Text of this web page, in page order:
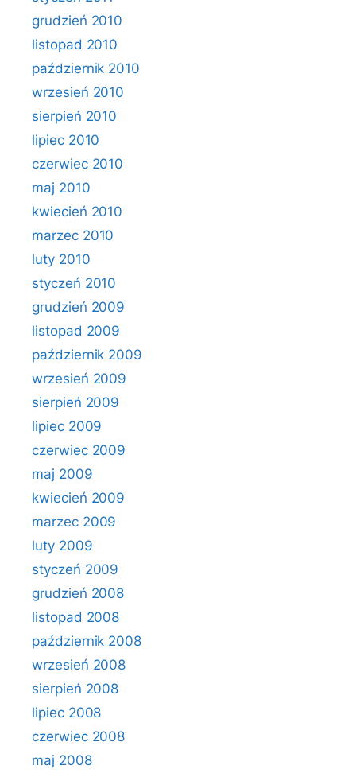
grudzień 2010
listopad 2010
październik 2010
wrzesień 2010
sierpień 2010
lipiec 2010
czerwiec 2010
maj 2010
kwiecień 2010
marzec 2010
luty 2010
styczeń 2010
grudzień 2009
listopad 2009
październik 2009
wrzesień 2009
sierpień 2009
lipiec 2009
czerwiec 2009
maj 2009
kwiecień 2009
marzec 2009
luty 2009
styczeń 2009
grudzień 2008
listopad 2008
październik 2008
wrzesień 2008
sierpień 2008
lipiec 2008
czerwiec 2008
maj 2008